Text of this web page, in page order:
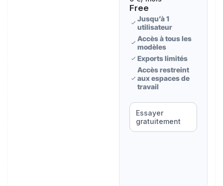
Free
Jusqu’à 1
utilisateur
Accès à tous les
modèles
Exports limités
Accès restreint
aux espaces de
travail
Essayer
gratuitement